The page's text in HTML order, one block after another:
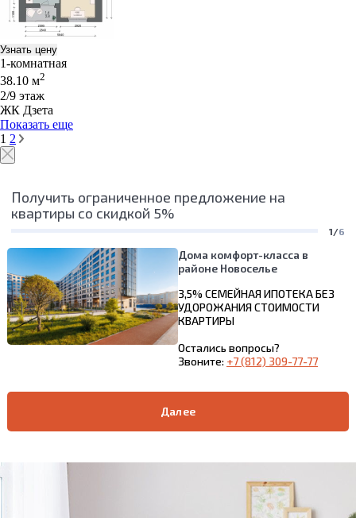
Узнать цену
1-комнатная
38.10 м2
2/9 этаж
ЖК Дзета
Показать еще
1 2
Получить ограниченное предложение на
квартиры со скидкой 5%
1/6
Дома комфорт-класса в
районе Новоселье
3,5% СЕМЕЙНАЯ ИПОТЕКА БЕЗ
УДОРОЖАНИЯ СТОИМОСТИ
КВАРТИРЫ
Остались вопросы?
Звоните: +7 (812) 309-77-77